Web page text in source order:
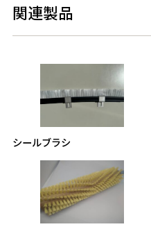
関連製品
シールブラシ